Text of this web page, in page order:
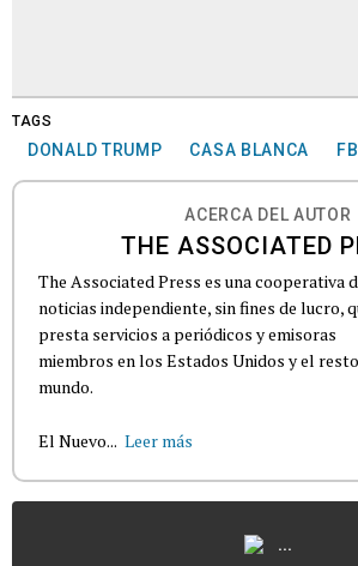
TAGS
DONALD TRUMP CASA BLANCA FBI
ACERCA DEL AUTOR
THE ASSOCIATED
The Associated Press es una cooperativa
noticias independiente, sin fines de lucro,
presta servicios a periódicos y emisoras
miembros en los Estados Unidos y el
mundo.
El Nuevo... Leer más
...